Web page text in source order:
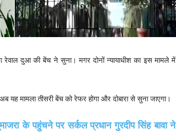
रेवाल दुआ की बेंच ने सुना। मगर दोनों न्यायाधीश का इस मामले में
मामला तीसरी बेंच को रेफर होगा और दोबारा से सुना जाएगा।
के पहुंचने पर सर्कल प्रधान गुरदीप सिंह बावा ने